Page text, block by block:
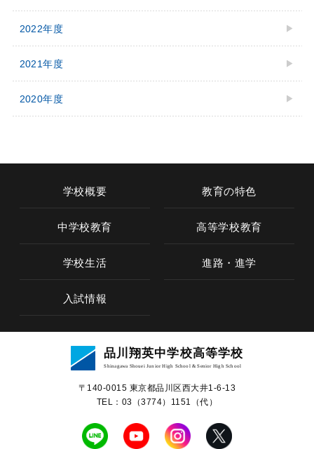
高等学校教育
2022年度
2021年度
2020年度
学校概要 教育の特色
中学校教育 高等学校教育
学校生活 進路・進学
入試情報
品川翔英中学校高等学校
Shinagawa Shouei Junior High School & Senior High School
〒140-0015 東京都品川区⻄⼤井1-6-13
TEL：03（3774）1151（代）